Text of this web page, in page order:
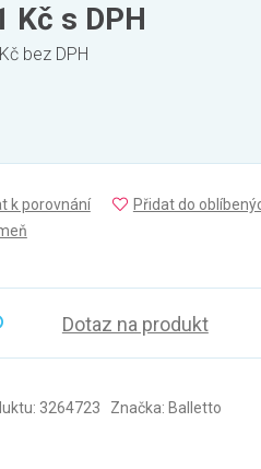
Kč s DPH
bez DPH
k porovnání Přidat do
Dotaz na produkt
3264723 Značka: Balletto